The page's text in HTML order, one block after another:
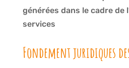
générées dans le cadre de
services
Fondement juridiques